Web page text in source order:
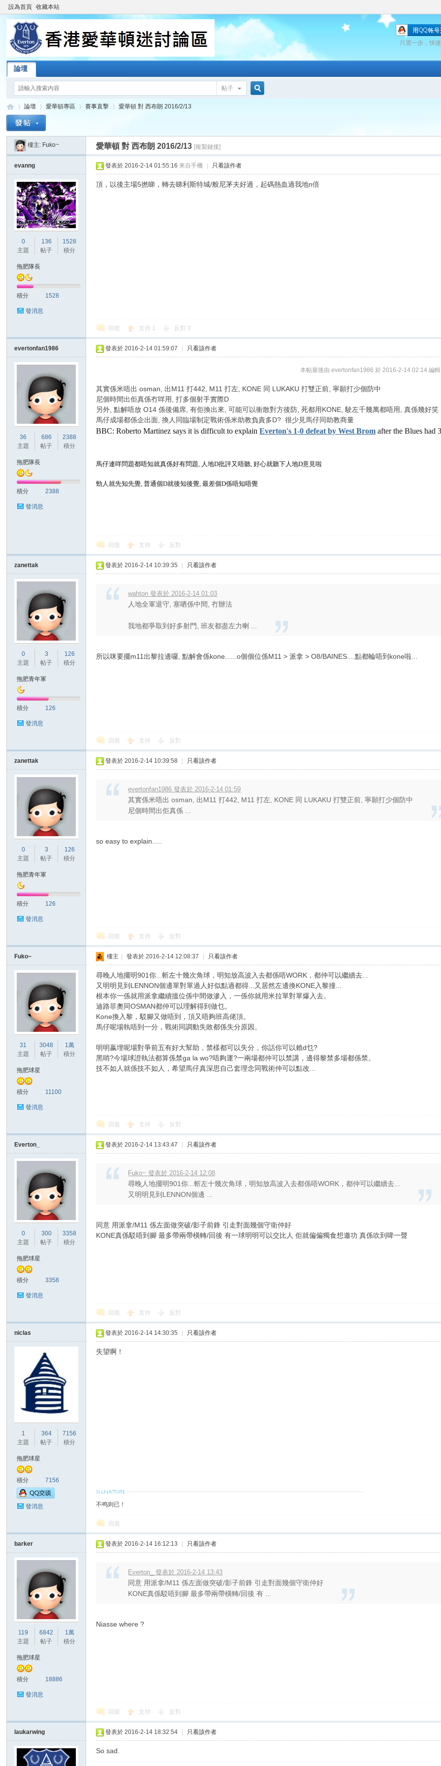
設為首頁 收藏本站
只需一步，快
論壇
帖子
»
論壇
›
愛華頓專區 賽事直擊
›
愛華頓 對 西布朗 2016/2/13
樓主: Fuko~ 愛華頓 對 西布朗 2016/2/13 [複製鏈接]
evanng
0
主題
136
帖子
1528
積分
拖肥隊長
積分 1528
發消息
發表於 2016-2-14 01:55:16 來自手機 只看該作者
頂，以後主場5撚睇，轉去睇利斯特城/般尼茅夫好過，起碼熱血過我地n倍
回復 支持 1 反對 0
evertonfan1986
36
主題
686
帖子
2388
積分
拖肥隊長
積分 2388
發消息
發表於 2016-2-14 01:59:07 只看該作者
本帖最後由 evertonfan1986 於 2016-2-14 02:14 編輯
其實係米唔出 osman, 出M11 打442, M11 打左, KONE 同 LUKAKU 打雙正前, 寧願打少個防中
尼個時間出佢真係冇咩用, 打多個射手實際D
另外, 點解唔放 O14 係後備席, 有佢換出來, 可能可以衝散對方後防, 死都用KONE, 駛左千幾萬都唔用, 真係幾好笑
馬仔成場都係企出面, 換人同臨場制定戰術係米助教負責多D? 很少見馬仔同助教商量
BBC: Roberto Martinez says it is difficult to explainEverton's 1-0 defeat by West Brom after the Blues had
馬仔連咩問題都唔知就真係好有問題, 人地D批評又唔聽, 好心就聽下人地D意見啦
勁人就先知先覺, 普通個D就後知後覺, 最差個D係唔知唔覺
回復 支持 反對
zanettak
0
主題
3
帖子
126
積分
拖肥青年軍
積分 126
發消息
發表於 2016-2-14 10:39:35 只看該作者
wahton 發表於 2016-2-14 01:03
人地全軍退守, 塞哂係中間, 冇辦法
我地都爭取到好多射門, 班友都盡左力喇 ...
所以咪要擺m11出黎拉邊囉, 點解會係kone......o個個位係M11 > 派拿 > O8/BAINES....點都輪唔到kone啦...
回復 支持 反對
zanettak
0
主題
3
帖子
126
積分
拖肥青年軍
積分 126
發消息
發表於 2016-2-14 10:39:58 只看該作者
evertonfan1986 發表於 2016-2-14 01:59
其實係米唔出 osman, 出M11 打442, M11 打左, KONE 同 LUKAKU 打雙正前, 寧願打少個防中
尼個時間出佢真係 ...
so easy to explain.....
回復 支持 反對
Fuko~
31
主題
3048
帖子
1萬
積分
拖肥球星
積分 11100
發消息
樓主 發表於 2016-2-14 12:08:37 只看該作者
尋晚人地擺明901你...斬左十幾次角球，明知放高波入去都係唔WORK，都仲可以繼續去...
又明明見到LENNON個邊單對單過人好似點過都得...又居然左邊換KONE入黎撞...
根本你一係就用派拿繼續搵位係中間做滲入，一係你就用米拉單對單爆入去。
迪路菲奧同OSMAN都仲可以理解得到做乜。
Kone換入黎，駁腳又做唔到，頂又唔夠班高佬頂。
馬仔呢場執唔到一分，戰術同調動失敗都係失分原因。
明明嬴埋呢場對爭前五有好大幫助，禁樣都可以失分，你話你可以賴d乜?
黑哨?今場球證執法都算係禁ga la wo?唔夠運?一兩場都仲可以禁講，邊得黎禁多場都係禁。
技不如人就係技不如人，希望馬仔真深思自己套理念同戰術仲可以點改...
回復 支持 反對
Everton_
0
主題
300
帖子
3358
積分
拖肥球星
積分 3358
發消息
發表於 2016-2-14 13:43:47 只看該作者
Fuko~ 發表於 2016-2-14 12:08
尋晚人地擺明901你...斬左十幾次角球，明知放高波入去都係唔WORK，都仲可以繼續去...
又明明見到LENNON個邊 ...
同意 用派拿/M11 係左面做突破/影子前鋒 引走對面幾個守衛仲好
KONE真係駁唔到腳 最多帶兩帶橫轉/回後 有一球明明可以交比人 佢就偏偏獨食想邀功 真係吹到啤一聲
回復 支持 反對
niclas
1
主題
364
帖子
7156
積分
拖肥球星
積分 7156
發消息
發表於 2016-2-14 14:30:35 只看該作者
失望啊！
不鸣则已！
回復
barker
119
主題
6842
帖子
1萬
積分
拖肥球星
積分 18886
發消息
發表於 2016-2-14 16:12:13 只看該作者
Everton_ 發表於 2016-2-14 13:43
同意 用派拿/M11 係左面做突破/影子前鋒 引走對面幾個守衛仲好
KONE真係駁唔到腳 最多帶兩帶橫轉/回後 有 ...
Niasse where ?
回復 支持 反對
laukarwing 發表於 2016-2-14 18:32:54 只看該作者
So sad.